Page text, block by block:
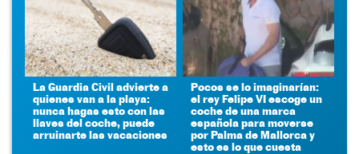
La Guardia Civil advierte a
quienes van a la playa:
nunca hagas esto con las
llaves del coche, puede
arruinarte las vacaciones
Pocos se lo imaginarían:
el rey Felipe VI escoge un
coche de una marca
española para moverse
por Palma de Mallorca y
esto es lo que cuesta